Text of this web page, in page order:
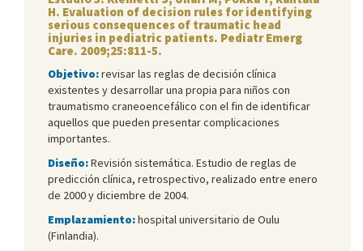
H. Evaluation of decision rules for identifying
serious consequences of traumatic head
injuries in pediatric patients. Pediatr Emerg
Care. 2009;25:811-5.
Objetivo:revisar las reglas de decisión clínica
existentes y desarrollar una propia para niños con
traumatismo craneoencefálico con el fin de identificar
aquellos que pueden presentar complicaciones
importantes.
Diseño:Revisión sistemática. Estudio de reglas de
predicción clínica, retrospectivo, realizado entre enero
de 2000 y diciembre de 2004.
Emplazamiento:hospital universitario de Oulu
(Finlandia).